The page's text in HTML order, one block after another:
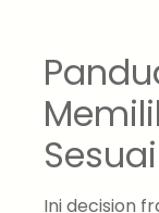
Ini decision